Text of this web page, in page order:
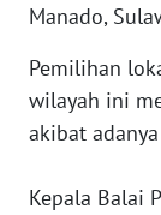
Manado,
Pemilihan
wilayah ini
akibat
Kepala Balai
Informasi
INDEKS
BERITA